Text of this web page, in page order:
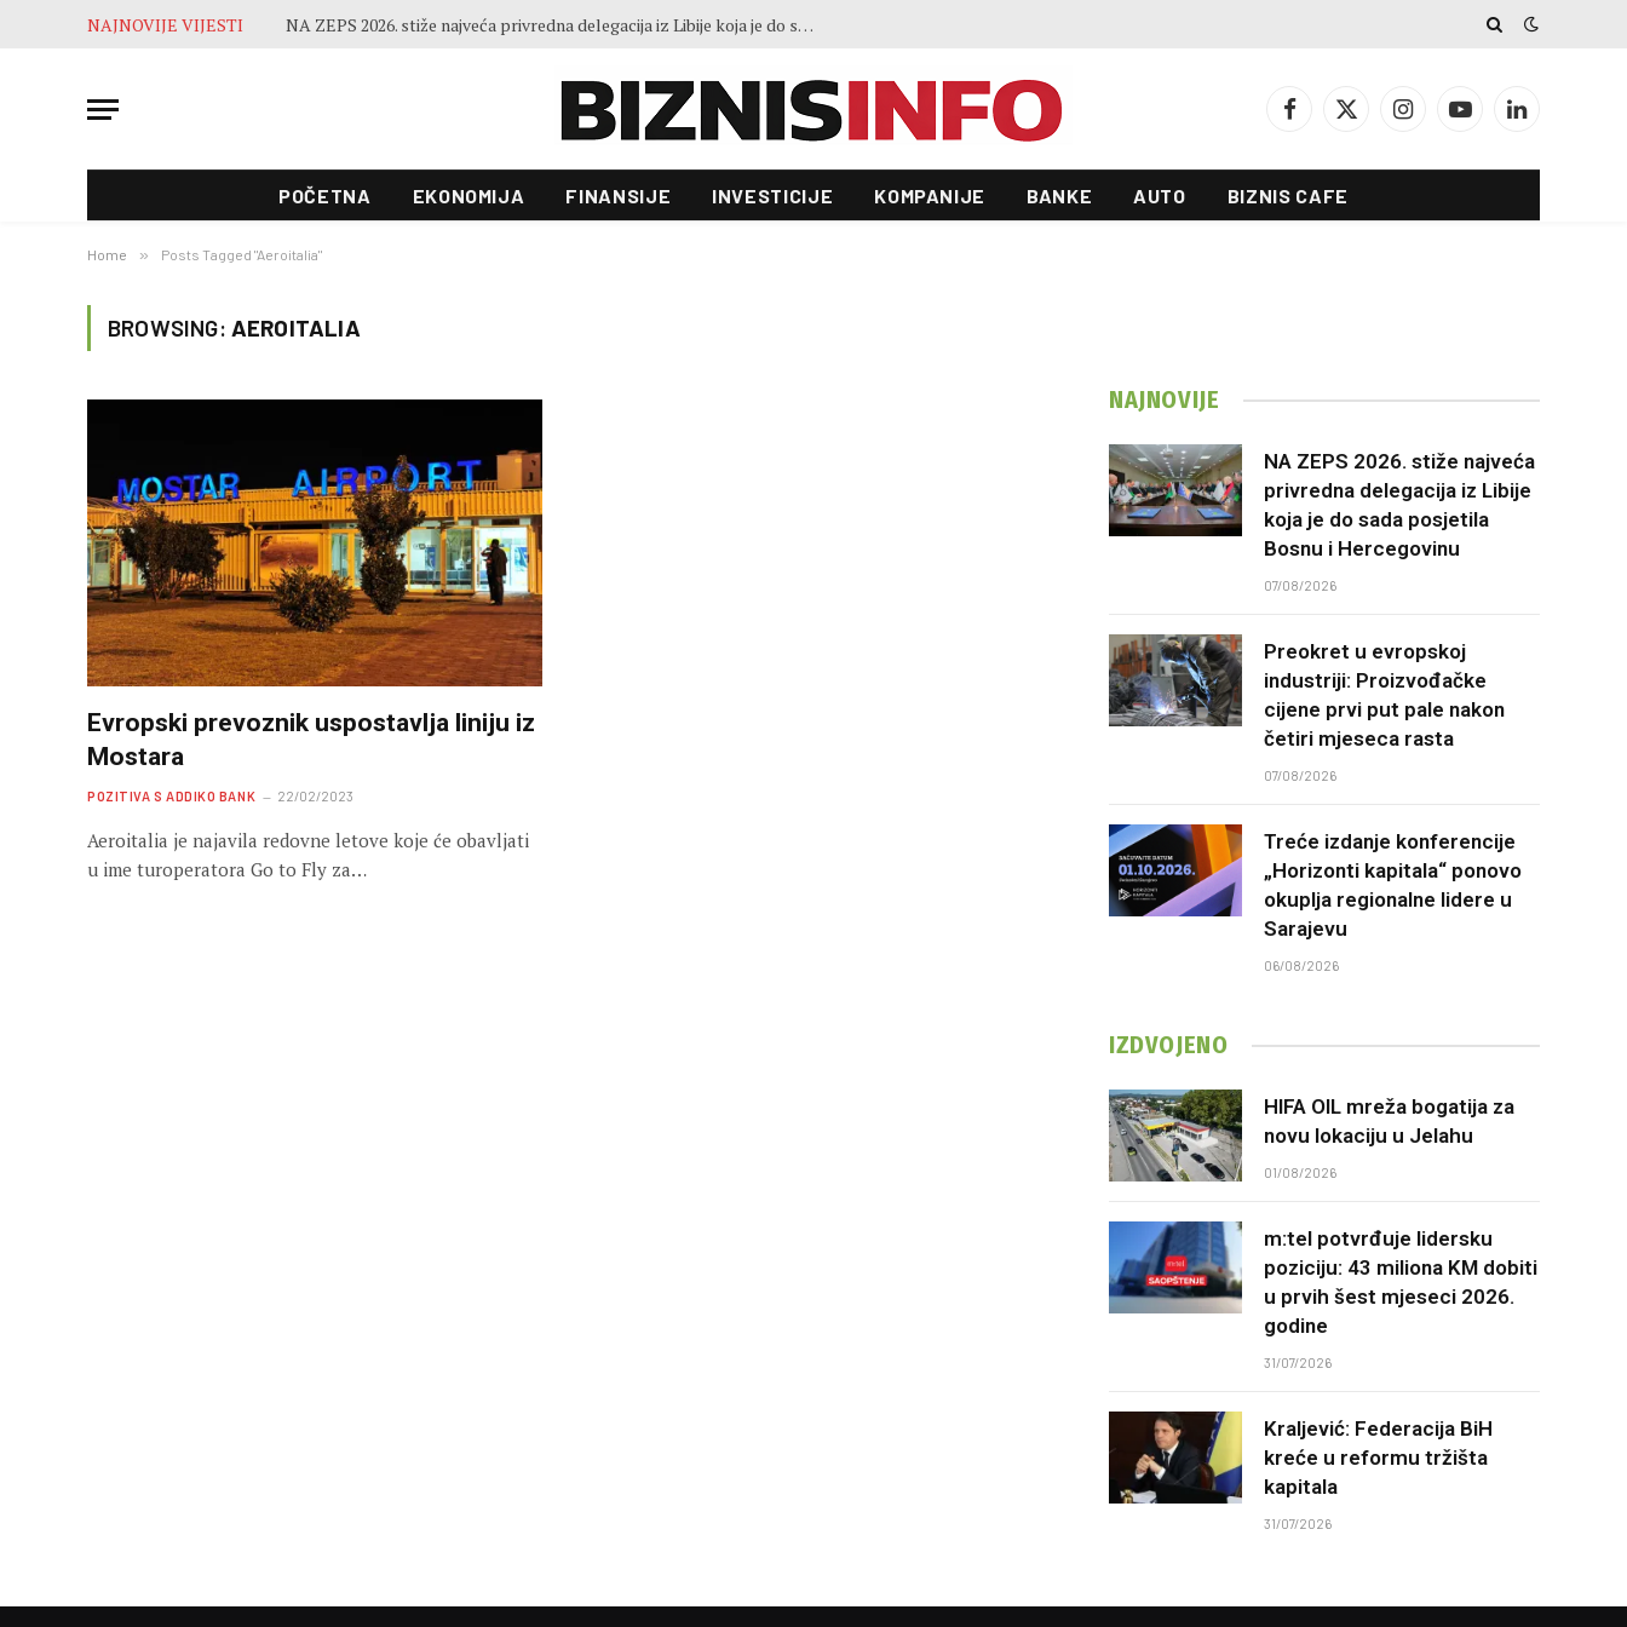
NAJNOVIJE VIJESTI NA ZEPS 2026. stiže najveća privredna delegacija iz Libije koja je do sada posjetila Bosnu i Hercegovinu
Facebook
X
InstagramYouTubeLinkedIn
POČETNA EKONOMIJA FINANSIJE INVESTICIJE KOMPANIJE BANKE AUTO BIZNIS CAFE
Home » Posts Tagged "Aeroitalia"
BROWSING: AEROITALIA
Evropski prevoznik uspostavlja liniju iz
Mostara
POZITIVA S ADDIKO BANK 22/02/2023
Aeroitalia je najavila redovne letove koje će obavljati
u ime turoperatora Go to Fly za…
NAJNOVIJE
NA ZEPS 2026. stiže najveća
privredna delegacija iz Libije
koja je do sada posjetila
Bosnu i Hercegovinu
07/08/2026
Preokret u evropskoj
industriji: Proizvođačke
cijene prvi put pale nakon
četiri mjeseca rasta
07/08/2026
Treće izdanje konferencije
„Horizonti kapitala“ ponovo
okuplja regionalne lidere u
Sarajevu
06/08/2026
IZDVOJENO
HIFA OIL mreža bogatija za
novu lokaciju u Jelahu
01/08/2026
m:tel potvrđuje lidersku
poziciju: 43 miliona KM dobiti
u prvih šest mjeseci 2026.
godine
31/07/2026
Kraljević: Federacija BiH
kreće u reformu tržišta
kapitala
31/07/2026